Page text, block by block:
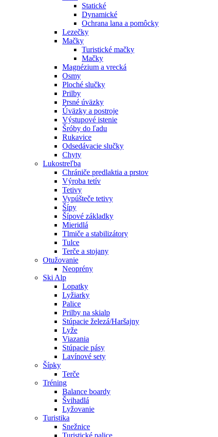
Statické
Dynamické
Ochrana lana a pomôcky
Lezečky
Mačky
Turistické mačky
Mačky
Magnézium a vrecká
Osmy
Ploché slučky
Prilby
Prsné úväzky
Úväzky a postroje
Výstupové istenie
Šróby do ľadu
Rukavice
Odsedávacie slučky
Chyty
Lukostreľba
Chrániče predlaktia a prstov
Výroba tetív
Tetivy
Vypúšteče tetivy
Šípy
Šípové základky
Mieridlá
Tlmiče a stabilizátory
Tulce
Terče a stojany
Otužovanie
Neoprény
Ski Alp
Lopatky
Lyžiarky
Palice
Prilby na skialp
Stúpacie železá/Haršajny
Lyže
Viazania
Stúpacie pásy
Lavínové sety
Šípky
Terče
Tréning
Balance boardy
Švihadlá
Lyžovanie
Turistika
Snežnice
Turistické palice